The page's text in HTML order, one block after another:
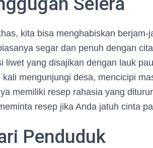
kita bisa menghabiskan berjam-
segar dan penuh dengan
liwet yang disajikan dengan lauk
mengunjungi desa, mencicipi
memiliki resep rahasia yang
resep jika Anda jatuh cinta
Penduduk